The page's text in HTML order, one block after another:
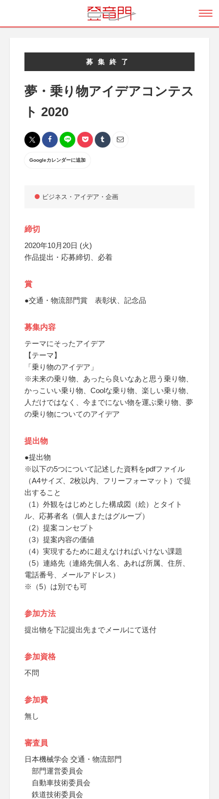
募集終了
夢・乗り物アイデアコンテス
ト 2020
Googleカレンダーに追加
ビジネス・アイデア・企画
締切
2020年10月20日 (火)
作品提出・応募締切、必着
賞
●交通・物流部門賞 表彰状、記念品
募集内容
テーマにそったアイデア
【テーマ】
「乗り物のアイデア」
※未来の乗り物、あったら良いなあと思う乗り物、
かっこいい乗り物、Coolな乗り物、楽しい乗り物、
人だけではなく、今までにない物を運ぶ乗り物、夢
の乗り物についてのアイデア
提出物
●提出物
※以下の5つについて記述した資料をpdfファイル
（A4サイズ、2枚以内、フリーフォーマット）で提
出すること
（1）外観をはじめとした構成図（絵）とタイト
ル、応募者名（個人またはグループ）
（2）提案コンセプト
（3）提案内容の価値
（4）実現するために超えなければいけない課題
（5）連絡先（連絡先個人名、あれば所属、住所、
電話番号、メールアドレス）
※（5）は別でも可
参加方法
提出物を下記提出先までメールにて送付
参加資格
不問
参加費
無し
審査員
日本機械学会 交通・物流部門
部門運営委員会
自動車技術委員会
鉄道技術委員会